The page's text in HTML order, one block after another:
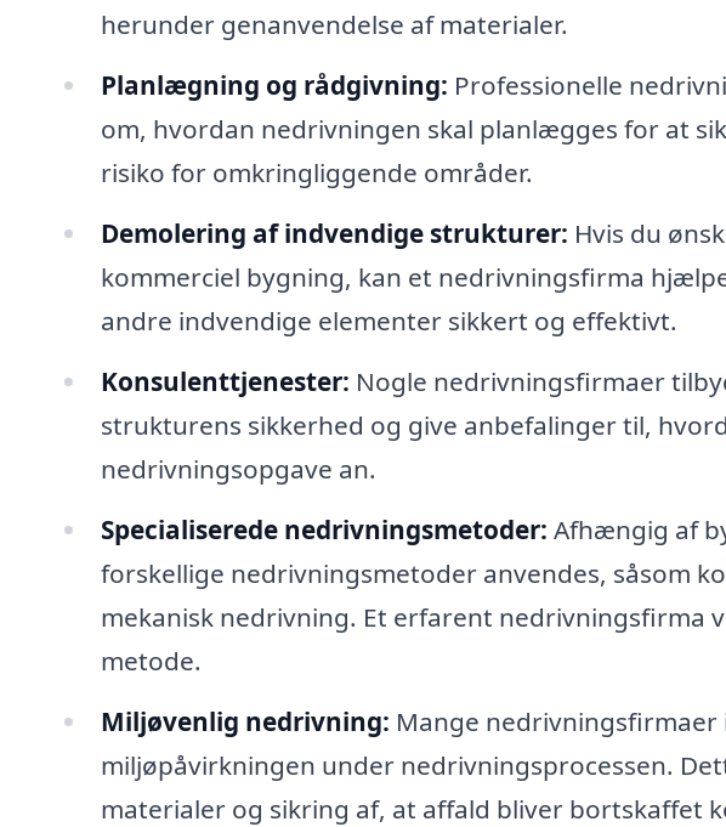
herunder genanvendelse af materialer.
Planlægning og rådgivning: Professionelle
om, hvordan nedrivningen skal planlægges for at
risiko for omkringliggende områder.
Demolering af indvendige strukturer: Hvis du
kommerciel bygning, kan et nedrivningsfirma
andre indvendige elementer sikkert og effektivt.
Konsulenttjenester: Nogle nedrivningsfirmaer
strukturens sikkerhed og give anbefalinger til,
nedrivningsopgave an.
Specialiserede nedrivningsmetoder: Afhængig af
forskellige nedrivningsmetoder anvendes, såsom
mekanisk nedrivning. Et erfarent nedrivningsfirma
metode.
Miljøvenlig nedrivning: Mange
miljøpåvirkningen under nedrivningsprocessen.
materialer og sikring af, at affald bliver bortskaffet